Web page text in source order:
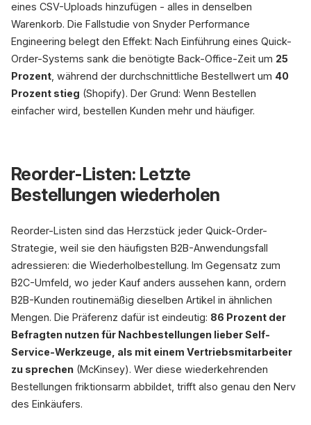
eines CSV-Uploads hinzufügen - alles in denselben
Warenkorb. Die Fallstudie von Snyder Performance
Engineering belegt den Effekt: Nach Einführung eines Quick-
Order-Systems sank die benötigte Back-Office-Zeit um 25
Prozent , während der durchschnittliche Bestellwert um 40
Prozent stieg (Shopify). Der Grund: Wenn Bestellen
einfacher wird, bestellen Kunden mehr und häufiger.
Reorder-Listen: Letzte
Bestellungen wiederholen
Reorder-Listen sind das Herzstück jeder Quick-Order-
Strategie, weil sie den häufigsten B2B-Anwendungsfall
adressieren: die Wiederholbestellung. Im Gegensatz zum
B2C-Umfeld, wo jeder Kauf anders aussehen kann, ordern
B2B-Kunden routinemäßig dieselben Artikel in ähnlichen
Mengen. Die Präferenz dafür ist eindeutig: 86 Prozent der
Befragten nutzen für Nachbestellungen lieber Self-
Service-Werkzeuge, als mit einem Vertriebsmitarbeiter
zu sprechen (McKinsey). Wer diese wiederkehrenden
Bestellungen friktionsarm abbildet, trifft also genau den Nerv
des Einkäufers.